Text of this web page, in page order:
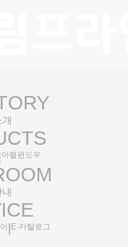
ORY
아펠윈도우
E-카탈로그